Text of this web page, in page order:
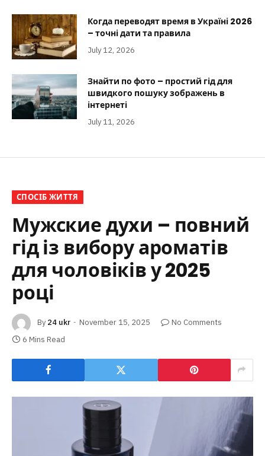
Когда переводят время в Україні 2026
– точні дати та правила
July 12, 2026
Знайти по фото – простий гід для
швидкого пошуку зображень в
інтернеті
July 11, 2026
СПОСІБ ЖИТТЯ
Мужские духи – повний
гід із вибору ароматів
для чоловіків у 2025
році
By 24 ukr November 15, 2025
No Comments
6 Mins Read